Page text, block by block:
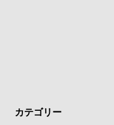
カテゴリー